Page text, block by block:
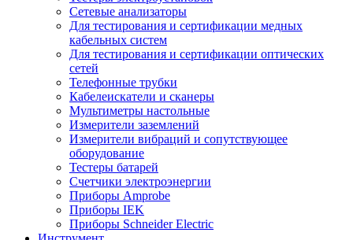
Сетевые анализаторы
Для тестирования и сертификации медных
кабельных систем
Для тестирования и сертификации оптических
сетей
Телефонные трубки
Кабелеискатели и сканеры
Мультиметры настольные
Измерители заземлений
Измерители вибраций и сопутствующее
оборудование
Тестеры батарей
Счетчики электроэнергии
Приборы Amprobe
Приборы IEK
Приборы Schneider Electric